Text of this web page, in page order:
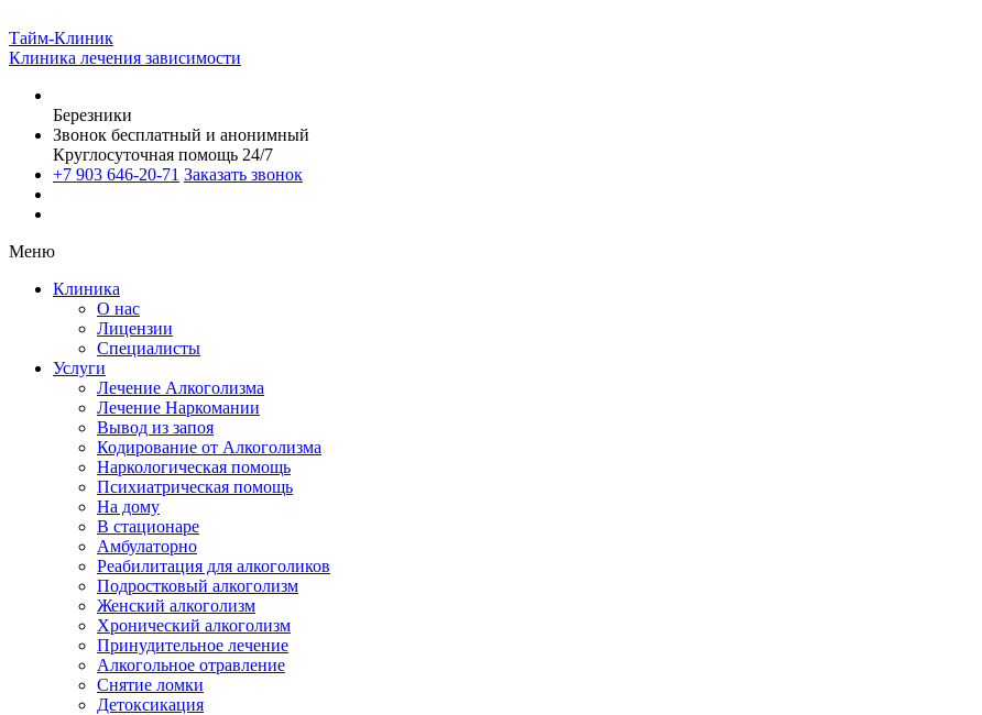
Тайм-Клиник
Клиника лечения зависимости
Березники
Звонок бесплатный и анонимный
Круглосуточная помощь 24/7
+7 903 646-20-71 Заказать звонок
Меню
Клиника
О нас
Лицензии
Специалисты
Услуги
Лечение Алкоголизма
Лечение Наркомании
Вывод из запоя
Кодирование от Алкоголизма
Наркологическая помощь
Психиатрическая помощь
На дому
В стационаре
Амбулаторно
Реабилитация для алкоголиков
Подростковый алкоголизм
Женский алкоголизм
Хронический алкоголизм
Принудительное лечение
Алкогольное отравление
Снятие ломки
Детоксикация